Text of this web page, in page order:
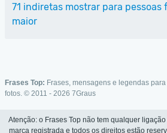
71 indiretas mostrar para pessoas
maior
Frases Top: Frases, mensagens e legendas para
fotos. © 2011 - 2026 7Graus
Atenção: o Frases Top não tem qualquer
marca registrada e todos os direitos estão